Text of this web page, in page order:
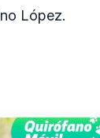
López.